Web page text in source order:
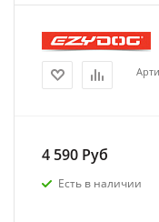
4 590 Руб
Есть в наличии